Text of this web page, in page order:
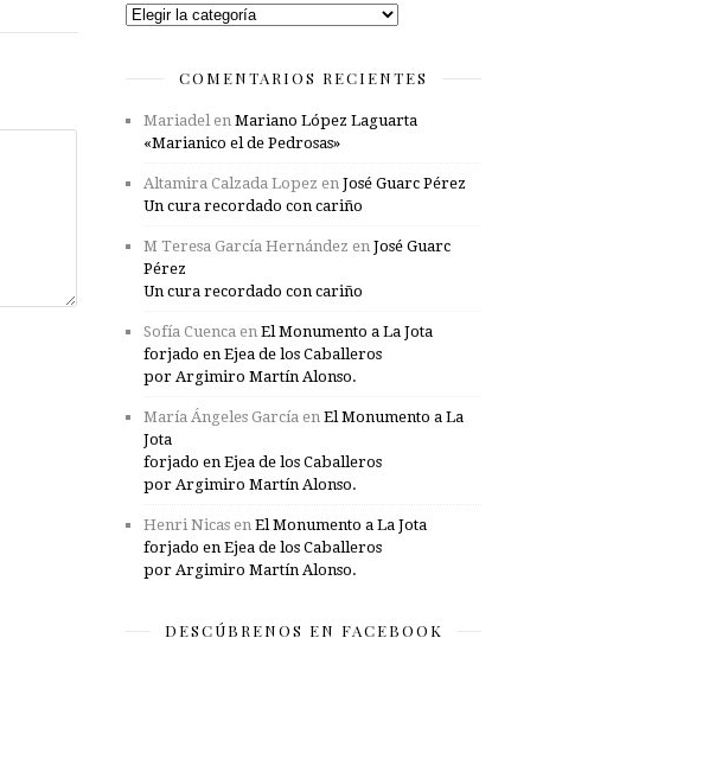
Categorías
COMENTARIOS RECIENTES
Mariadelen Mariano López Laguarta
«Marianico el de Pedrosas»
Altamira Calzada Lopez en José Guarc Pérez
Un cura recordado con cariño
M Teresa García Hernández en José Guarc
Pérez
Un cura recordado con cariño
Sofía Cuenca en El Monumento a La Jota
forjado en Ejea de los Caballeros
por Argimiro Martín Alonso.
María Ángeles García en El Monumento a La
Jota
forjado en Ejea de los Caballeros
por Argimiro Martín Alonso.
Henri Nicas en El Monumento a La Jota
forjado en Ejea de los Caballeros
por Argimiro Martín Alonso.
DESCÚBRENOS EN FACEBOOK